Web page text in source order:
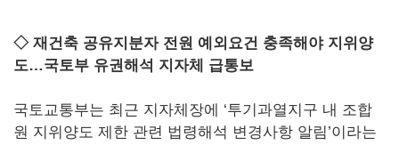
◇ 재건축 공유지분자 전원 예외요건 충족해야 지위양
도…국토부 유권해석 지자체 급통보
국토교통부는 최근 지자체장에 ‘투기과열지구 내 조합
원 지위양도 제한 관련 법령해석 변경사항 알림’이라는